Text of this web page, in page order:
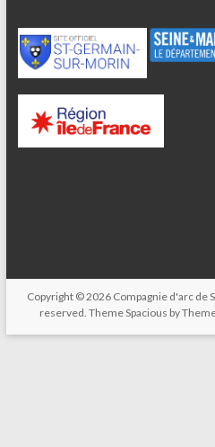
Copyright © 2026 Compagnie d'arc de
reserved. ThemeSpacious by